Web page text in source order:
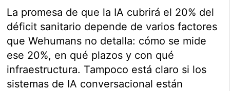
La promesa de que la IA cubrirá el 20% del
déficit sanitario depende de varios factores
que Wehumans no detalla: cómo se mide
ese 20%, en qué plazos y con qué
infraestructura. Tampoco está claro si los
sistemas de IA conversacional están